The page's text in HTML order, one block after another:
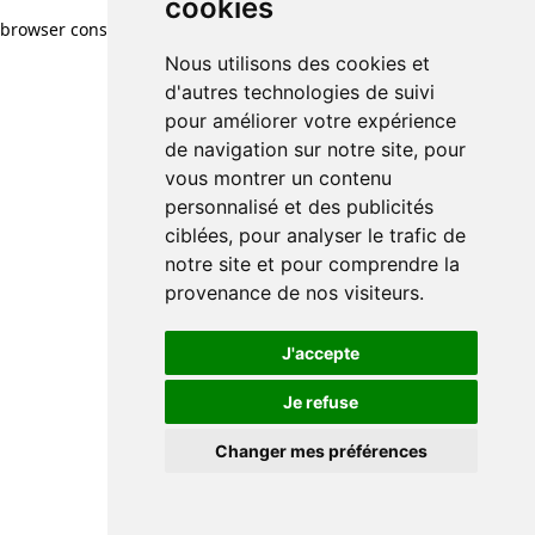
cookies
Nous utilisons des cookies et
d'autres technologies de suivi
pour améliorer votre expérience
de navigation sur notre site, pour
vous montrer un contenu
personnalisé et des publicités
ciblées, pour analyser le trafic de
notre site et pour comprendre la
provenance de nos visiteurs.
J'accepte
Je refuse
Changer mes préférences
browser console for more information)